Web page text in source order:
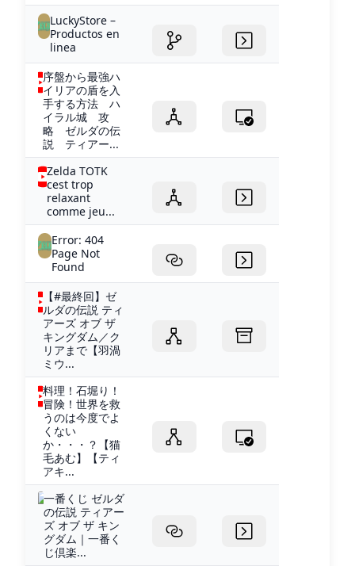
LuckyStore –
Productos en
linea
序盤から最強ハ
イリアの盾を入
手する方法 ハ
イラル城 攻
略 ゼルダの伝
説 ティアー...
Zelda TOTK
cest trop
relaxant
comme jeu...
Error: 404
Page Not
Found
【#最終回】ゼ
ルダの伝説 ティ
アーズ オブ ザ
キングダム／ク
リアまで【羽渦
ミウ...
料理！石堀り！
冒険！世界を救
うのは今度でよ
くない
か・・・？【猫
毛あむ】【ティ
アキ...
一番くじ ゼルダ
の伝説 ティアー
ズ オブ ザ キン
グダム｜一番く
じ倶楽...